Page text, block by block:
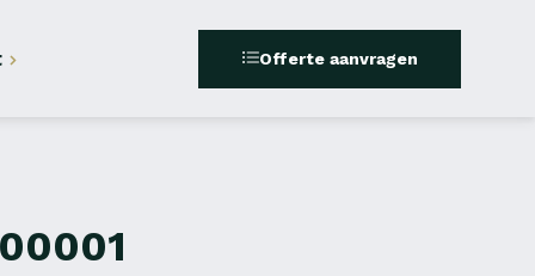
Offerte aanvragen